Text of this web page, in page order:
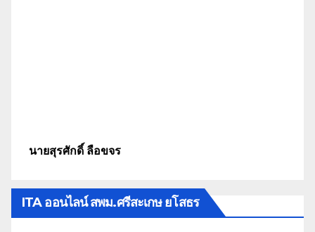
นายสุรศักดิ์ ลือขจร
ITA ออนไลน์ สพม.ศรีสะเกษ ยโสธร